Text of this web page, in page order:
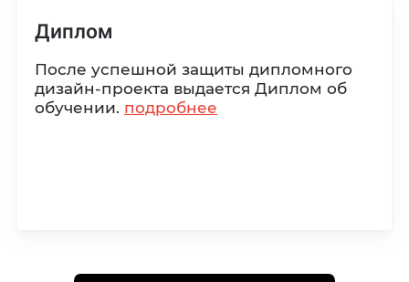
Диплом
После успешной защиты дипломного
дизайн-проекта выдается Диплом об
обучении. подробнее